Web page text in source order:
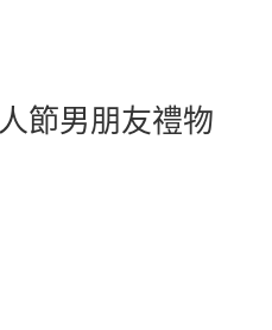
節男朋友禮物